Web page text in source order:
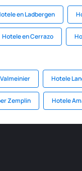
en Ladbergen
Hotele en Cerrazo
Hotele
Zemplin Hotele